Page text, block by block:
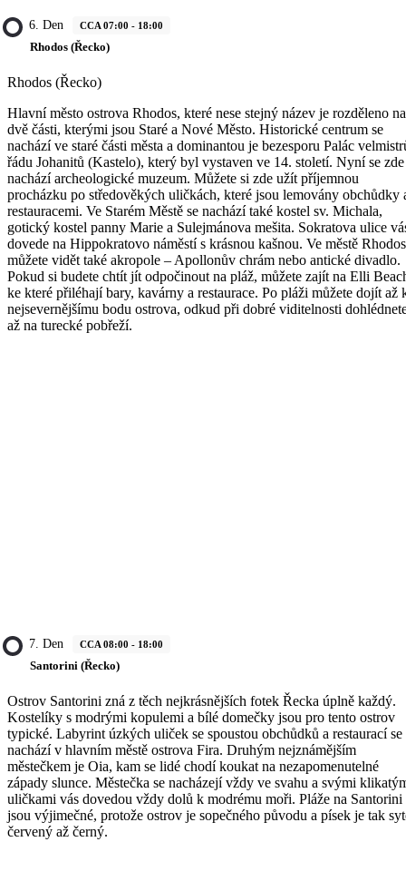
6. Den CCA 07:00 - 18:00
Rhodos (Řecko)
Rhodos (Řecko)
Hlavní město ostrova Rhodos, které nese stejný název je rozděleno na
dvě části, kterými jsou Staré a Nové Město. Historické centrum se
nachází ve staré části města a dominantou je bezesporu Palác
řádu Johanitů (Kastelo), který byl vystaven ve 14. století. Nyní se zde
nachází archeologické muzeum. Můžete si zde užít příjemnou
procházku po středověkých uličkách, které jsou lemovány obchůdky
restauracemi. Ve Starém Městě se nachází také kostel sv. Michala,
gotický kostel panny Marie a Sulejmánova mešita. Sokratova ulice
dovede na Hippokratovo náměstí s krásnou kašnou. Ve městě Rhodos
můžete vidět také akropole – Apollonův chrám nebo antické divadlo.
Pokud si budete chtít jít odpočinout na pláž, můžete zajít na Elli
ke které přiléhají bary, kavárny a restaurace. Po pláži můžete dojít až
nejsevernějšímu bodu ostrova, odkud při dobré viditelnosti
až na turecké pobřeží.
7. Den CCA 08:00 - 18:00
Santorini (Řecko)
Ostrov Santorini zná z těch nejkrásnějších fotek Řecka úplně každý.
Kostelíky s modrými kopulemi a bílé domečky jsou pro tento ostrov
typické. Labyrint úzkých uliček se spoustou obchůdků a restaurací se
nachází v hlavním městě ostrova Fira. Druhým nejznámějším
městečkem je Oia, kam se lidé chodí koukat na nezapomenutelné
západy slunce. Městečka se nacházejí vždy ve svahu a svými
uličkami vás dovedou vždy dolů k modrému moři. Pláže na Santorini
jsou výjimečné, protože ostrov je sopečného původu a písek je tak
červený až černý.